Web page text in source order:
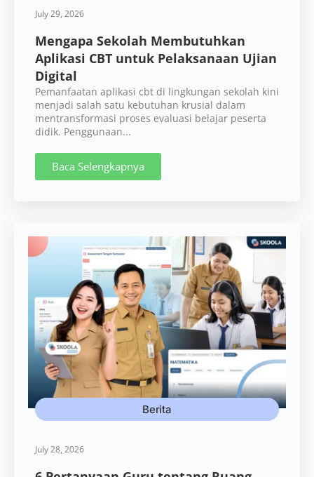
July 29, 2026
Mengapa Sekolah Membutuhkan
Aplikasi CBT untuk Pelaksanaan Ujian
Digital
Pemanfaatan aplikasi cbt di lingkungan sekolah kini
menjadi salah satu kebutuhan krusial dalam
mentransformasi proses evaluasi belajar peserta
didik. Penggunaan...
Baca Selengkapnya
Berita
July 28, 2026